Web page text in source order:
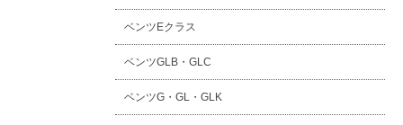
ベンツEクラス
ベンツGLB・GLC
ベンツG・GL・GLK